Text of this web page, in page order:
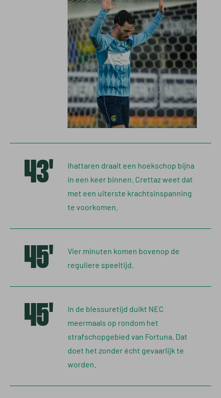
43'
Ihattaren draait een hoekschop bijna
in een keer binnen. Crettaz weet dat
met een uiterste krachtsinspanning
te voorkomen.
45'
Vier minuten komen bovenop de
reguliere speeltijd.
45'
In de blessuretijd duikt NEC
meermaals op rondom het
strafschopgebied van Fortuna. Dat
doet het zonder écht gevaarlijk te
worden.